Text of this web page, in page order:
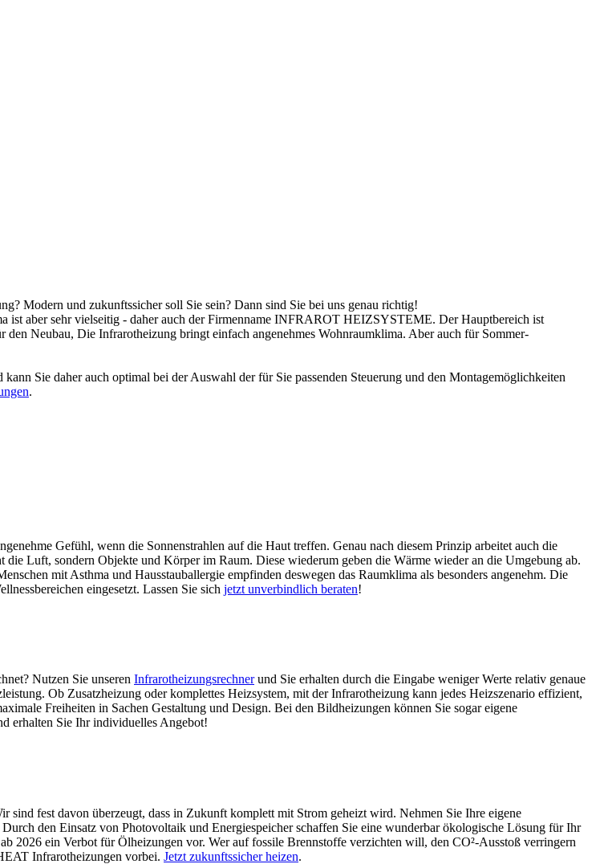
Modern und zukunftssicher soll Sie sein? Dann sind Sie bei uns genau richtig!
ist aber sehr vielseitig - daher auch der Firmenname INFRAROT HEIZSYSTEME. Der Hauptbereich ist
Neubau, Die Infrarotheizung bringt einfach angenehmes Wohnraumklima. Aber auch für Sommer-
Sie daher auch optimal bei der Auswahl der für Sie passenden Steuerung und den Montagemöglichkeiten
.
Gefühl, wenn die Sonnenstrahlen auf die Haut treffen. Genau nach diesem Prinzip arbeitet auch die
Luft, sondern Objekte und Körper im Raum. Diese wiederum geben die Wärme wieder an die Umgebung ab.
mit Asthma und Hausstauballergie empfinden deswegen das Raumklima als besonders angenehm. Die
eingesetzt. Lassen Sie sich jetzt unverbindlich beraten!
Nutzen Sie unseren Infrarotheizungsrechnerund Sie erhalten durch die Eingabe weniger Werte relativ genaue
Ob Zusatzheizung oder komplettes Heizsystem, mit der Infrarotheizung kann jedes Heizszenario effizient,
Freiheiten in Sachen Gestaltung und Design. Bei den Bildheizungen können Sie sogar eigene
erhalten Sie Ihr individuelles Angebot!
sind fest davon überzeugt, dass in Zukunft komplett mit Strom geheizt wird. Nehmen Sie Ihre eigene
den Einsatz von Photovoltaik und Energiespeicher schaffen Sie eine wunderbar ökologische Lösung für Ihr
2026 ein Verbot für Ölheizungen vor. Wer auf fossile Brennstoffe verzichten will, den CO²-Ausstoß verringern
Infrarotheizungen vorbei. Jetzt zukunftssicher heizen.